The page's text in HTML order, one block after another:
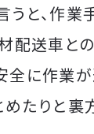
うと、作
材配送車
全に作業
たりと裏